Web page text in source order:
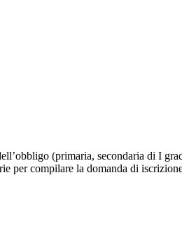
(primaria, secondaria di I
per compilare la domanda di